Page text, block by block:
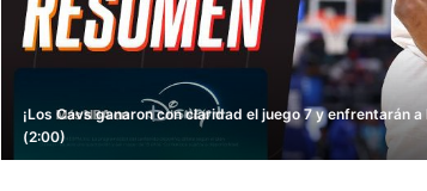
¡Los Cavs ganaron con claridad el juego 7 y enfrentarán
(2:00)